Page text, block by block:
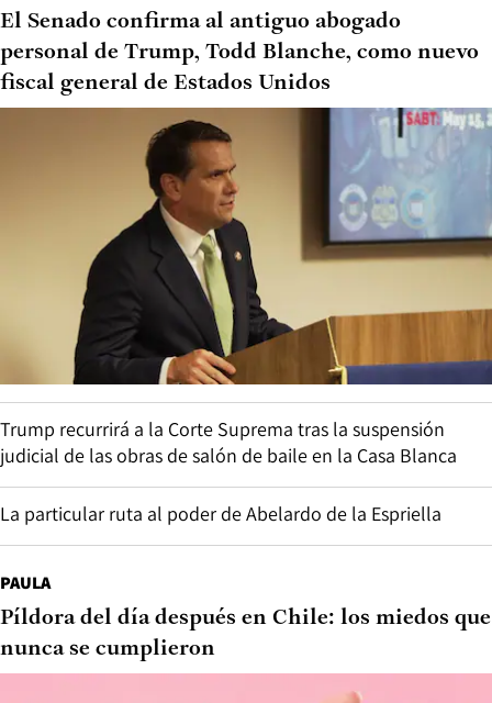
El Senado confirma al antiguo abogado
personal de Trump, Todd Blanche, como nuevo
fiscal general de Estados Unidos
Trump recurrirá a la Corte Suprema tras la suspensión
judicial de las obras de salón de baile en la Casa Blanca
La particular ruta al poder de Abelardo de la Espriella
PAULA
Píldora del día después en Chile: los miedos que
nunca se cumplieron